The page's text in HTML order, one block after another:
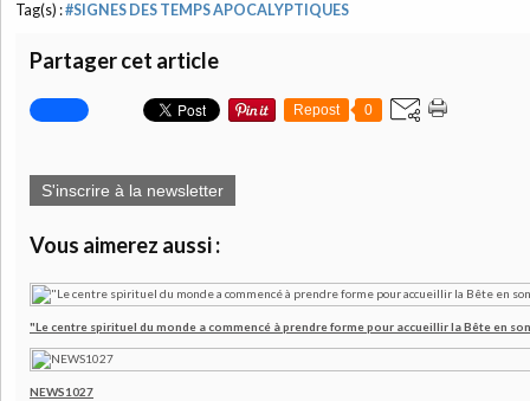
Tag(s) :#SIGNES DES TEMPS APOCALYPTIQUES
Partager cet article
Repost 0
S'inscrire à la newsletter
Vous aimerez aussi :
"Le centre spirituel du monde a commencé à prendre forme pour accueillir la Bête en
NEWS1027